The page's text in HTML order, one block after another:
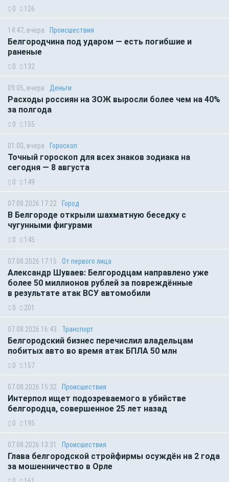
0 126
14:47, вчера Происшествия
Белгородчина под ударом — есть погибшие и
раненые
0 132
09:05, вчера Деньги
Расходы россиян на ЗОЖ выросли более чем на 40%
за полгода
0 155
01:00, вчера Гороскоп
Точный гороскоп для всех знаков зодиака на
сегодня — 8 августа
0 149
07.08.2026 17:22 Город
В Белгороде открыли шахматную беседку с
чугунными фигурами
0 145
07.08.2026 17:15 От первого лица
Александр Шуваев: Белгородцам направлено уже
более 50 миллионов рублей за повреждённые
в результате атак ВСУ автомобили
0 201
07.08.2026 16:43 Транспорт
Белгородский бизнес перечислил владельцам
побитых авто во время атак БПЛА 50 млн
0 157
07.08.2026 15:32 Происшествия
Интерпол ищет подозреваемого в убийстве
белгородца, совершенное 25 лет назад
0 195
07.08.2026 13:31 Происшествия
Глава белгородской стройфирмы осуждён на 2 года
за мошенничество в Орле